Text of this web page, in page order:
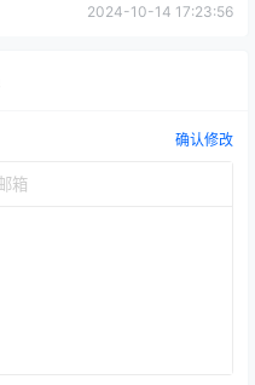
保额？
2024-10-14 17:23:56
确认修改